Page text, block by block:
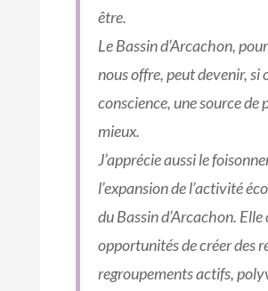
être.
Le Bassin d’Arcachon,
nous offre, peut devenir, si
conscience, une source de
mieux.
J’apprécie aussi le
l’expansion de l’activité
du Bassin d’Arcachon. Elle
opportunités de créer des
regroupements actifs,